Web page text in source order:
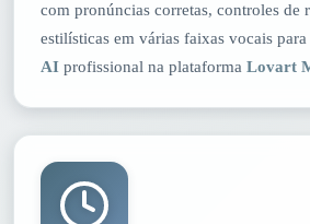
com pronúncias corretas, controles de
estilísticas em várias faixas vocais para
AI profissional na plataforma Lovart